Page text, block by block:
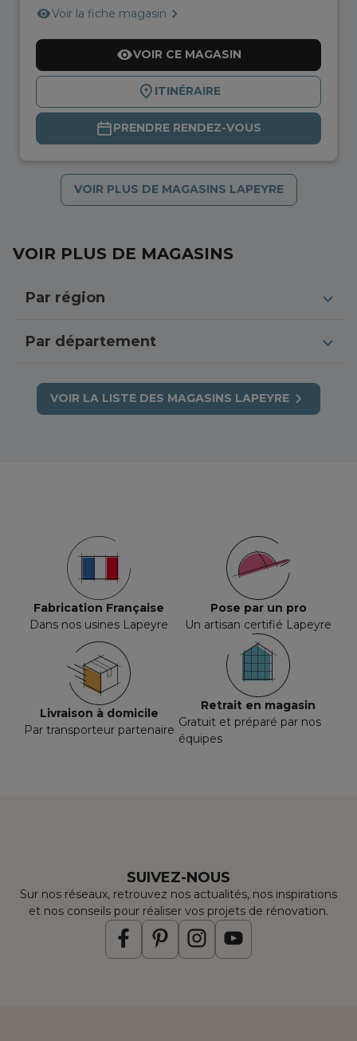
Voir la fiche magasin
VOIR CE MAGASIN
ITINÉRAIRE
PRENDRE RENDEZ-VOUS
VOIR PLUS DE MAGASINS LAPEYRE
VOIR PLUS DE MAGASINS
Par région
Occitanie
Auvergne-Rhône-Alpes
Île-de-France
Normandie
Par département
Seine-Saint-Denis
Alpes-Maritimes
Loire
Hautes-Pyrénées
VOIR LA LISTE DES MAGASINS LAPEYRE
Fabrication Française
Dans nos usines Lapeyre
Pose par un pro
Un artisan certifié Lapeyre
Livraison à domicile
Par transporteur partenaire
Retrait en magasin
Gratuit et préparé par nos
équipes
SUIVEZ-NOUS
Sur nos réseaux, retrouvez nos actualités, nos inspirations
et nos conseils pour réaliser vos projets de rénovation.